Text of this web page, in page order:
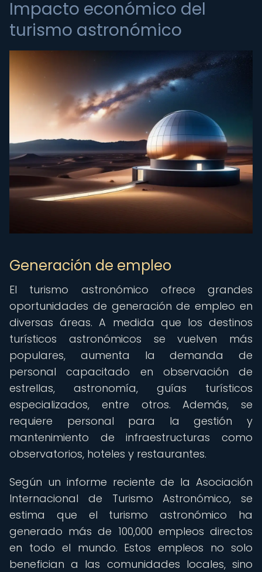
Impacto económico del
turismo astronómico
Generación de empleo
El turismo astronómico ofrece grandes
oportunidades de generación de empleo en
diversas áreas. A medida que los destinos
turísticos astronómicos se vuelven más
populares, aumenta la demanda de
personal capacitado en observación de
estrellas, astronomía, guías turísticos
especializados, entre otros. Además, se
requiere personal para la gestión y
mantenimiento de infraestructuras como
observatorios, hoteles y restaurantes.
Según un informe reciente de la Asociación
Internacional de Turismo Astronómico, se
estima que el turismo astronómico ha
generado más de 100,000 empleos directos
en todo el mundo. Estos empleos no solo
benefician a las comunidades locales, sino